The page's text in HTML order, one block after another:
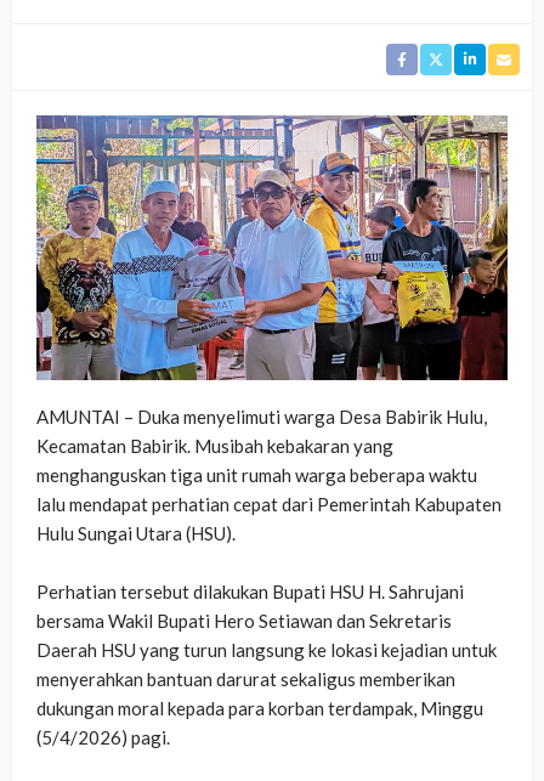
AMUNTAI – Duka menyelimuti warga Desa Babirik Hulu,
Kecamatan Babirik. Musibah kebakaran yang
menghanguskan tiga unit rumah warga beberapa waktu
lalu mendapat perhatian cepat dari Pemerintah Kabupaten
Hulu Sungai Utara (HSU).
‎Perhatian tersebut dilakukan Bupati HSU H. Sahrujani
bersama Wakil Bupati Hero Setiawan dan Sekretaris
Daerah HSU yang turun langsung ke lokasi kejadian untuk
menyerahkan bantuan darurat sekaligus memberikan
dukungan moral kepada para korban terdampak, Minggu
(5/4/2026) pagi.